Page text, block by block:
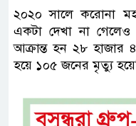
২০২০ সালে করোনা
একটা দেখা না গেলেও
আক্রান্ত হন ২৮ হাজার
হয়ে ১০৫ জনের মৃত্যু